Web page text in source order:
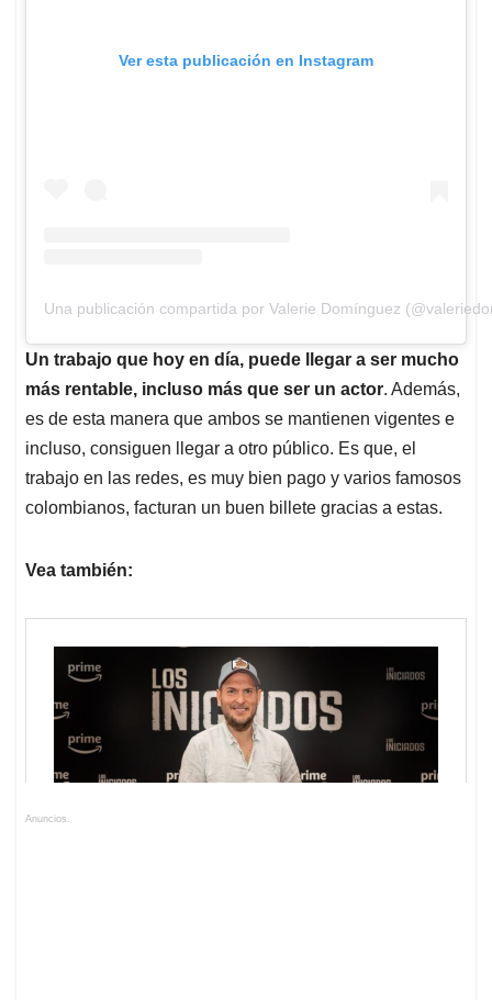
Ver esta publicación en Instagram
Una publicación compartida por Valerie Domínguez
Un trabajo que hoy en día, puede llegar a ser mucho
más rentable, incluso más que ser un actor. Además,
es de esta manera que ambos se mantienen vigentes e
incluso, consiguen llegar a otro público. Es que, el
trabajo en las redes, es muy bien pago y varios famosos
colombianos, facturan un buen billete gracias a estas.
Vea también:
Anuncios.